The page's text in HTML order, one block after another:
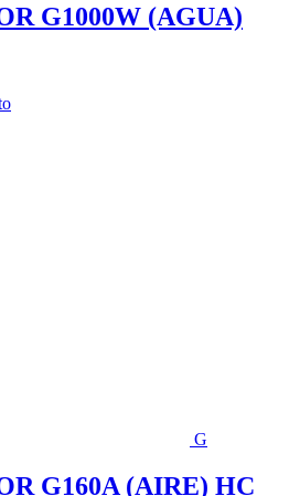
G1000W (AGUA)
G
G160A (AIRE) HC